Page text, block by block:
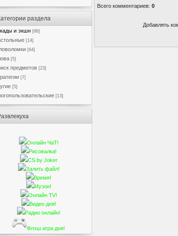
раздела
и экшн [86]
[14]
[64]
[5]
предметов [23]
[7]
[5]
[13]
Онлайн ЧаТ!
Рисовалка!
CS by Joker
Залить файл!
Время!
Музон!
Онлайн TV!
Видео дня!
Радио онлайн!
Флэш игра дня!
Всего комментариев: 0
Добавлять